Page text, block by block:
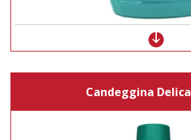
Candeggina